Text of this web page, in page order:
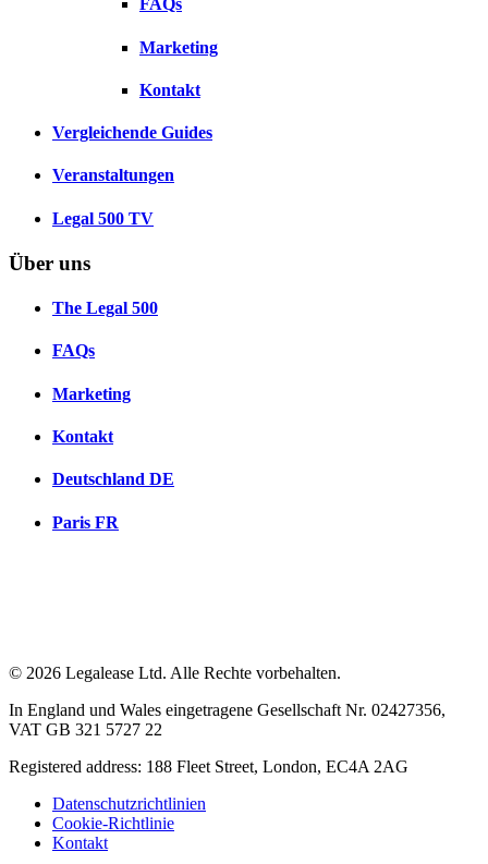
FAQs
Marketing
Kontakt
Vergleichende Guides
Veranstaltungen
Legal 500 TV
Über uns
The Legal 500
FAQs
Marketing
Kontakt
Deutschland DE
Paris FR
© 2026 Legalease Ltd. Alle Rechte vorbehalten.
In England und Wales eingetragene Gesellschaft Nr. 02427356,
VAT GB 321 5727 22
Registered address: 188 Fleet Street, London, EC4A 2AG
Datenschutzrichtlinien
Cookie-Richtlinie
Kontakt